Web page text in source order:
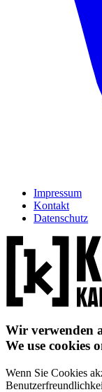
Impressum
Kontakt
Datenschutz
Wir verwenden
We use cookies
Wenn Sie Cookies